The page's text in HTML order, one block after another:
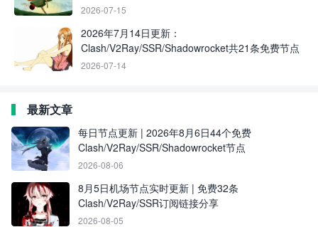
2026-07-15
2026年7月14日更新：
Clash/V2Ray/SSR/Shadowrocket共21条免费节点
2026-07-14
最新文章
每日节点更新 | 2026年8月6日44个免费
Clash/V2Ray/SSR/Shadowrocket节点
2026-08-06
8月5日机场节点实时更新 | 免费32条
Clash/V2Ray/SSR订阅链接分享
2026-08-05